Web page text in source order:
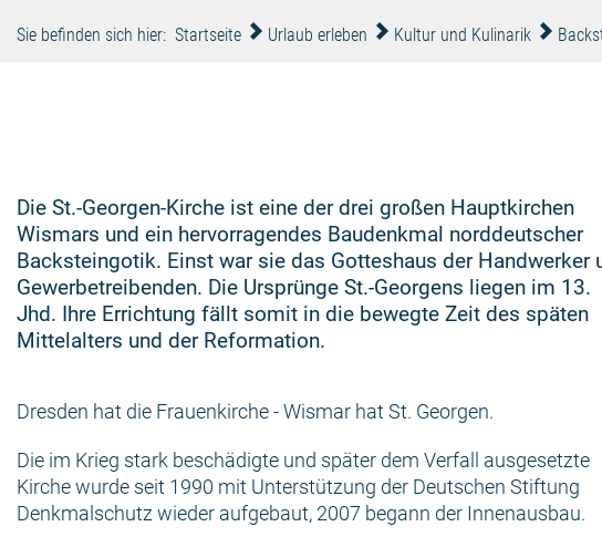
Sie befinden sich hier: Startseite Urlaub erleben Kultur und Kulinarik
Die St.-Georgen-Kirche ist eine der drei großen Hauptkirchen
Wismars und ein hervorragendes Baudenkmal norddeutscher
Backsteingotik. Einst war sie das Gotteshaus der Handwerker
Gewerbetreibenden. Die Ursprünge St.-Georgens liegen im 13.
Jhd. Ihre Errichtung fällt somit in die bewegte Zeit des späten
Mittelalters und der Reformation.
Dresden hat die Frauenkirche - Wismar hat St. Georgen.
Die im Krieg stark beschädigte und später dem Verfall ausgesetzte
Kirche wurde seit 1990 mit Unterstützung der Deutschen Stiftung
Denkmalschutz wieder aufgebaut, 2007 begann der Innenausbau.